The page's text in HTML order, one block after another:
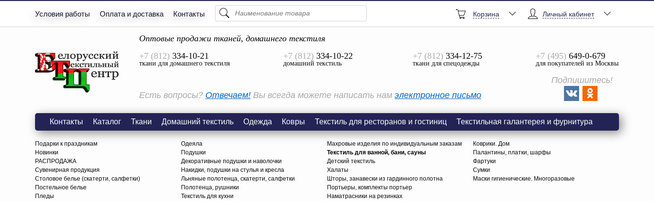
Условия работы Оплата и доставка Контакты
Просмотреть Все
Личный кабинет
Корзина
Оптовые продажи тканей, домашнего текстиля
+7 (812) 334-10-21
ткани для домашнего текстиля
+7 (812) 334-10-22
домашний текстиль
+7 (812) 334-12-75
ткани для спецодежды
+7 (495) 649-0-679
для покупателей из Москвы
Есть вопросы? Отвечаем! Вы всегда можете написать нам электронное письмо
Подпишитесь!
Контакты Каталог Ткани Домашний текстиль Одежда Ковры Текстиль для ресторанов и гостиниц Текстильная галантерея и фурнитура
Подарки к праздникам
Новинки
РАСПРОДАЖА
Сувенирная продукция
Столовое белье (скатерти, салфетки)
Постельное белье
Пледы
Одеяла
Подушки
Декоративные подушки и наволочки
Накидки, подушки на стулья и кресла
Льняные полотенца, скатерти, салфетки
Полотенца, рушники
Текстиль для кухни
Махровые изделия по индивидуальным заказам
Текстиль для ванной, бани, сауны
Детский текстиль
Халаты
Шторы, занавески из гардинного полотна
Портьеры, комплекты портьер
Наматрасники на резинках
Коврики. Дом
Палантины, платки, шарфы
Фартуки
Сумки
Маски гигиенические. Многоразовые